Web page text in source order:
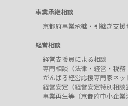
事業承継相談
京都府事業承継・引継ぎ支援
経営相談
経営支援員による相談
専門相談（法律・経営・税務
がんばる経営応援専門家ネッ
経営安定（経営安定特別相談
事業再生等（京都府中小企業